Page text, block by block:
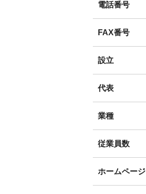
電話番号
FAX番号
設立
代表
業種
従業員数
ホームページ